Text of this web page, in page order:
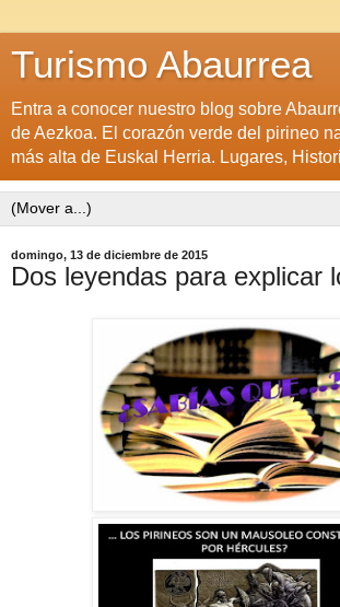
Turismo Abaurrea
Entra a conocer nuestro blog sobre
de Aezkoa. El corazón verde del pirineo
más alta de Euskal Herria. Lugares,
domingo, 13 de diciembre de 2015
Dos leyendas para explicar